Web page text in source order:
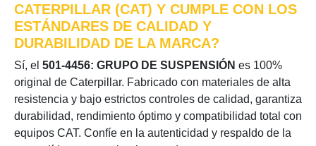
CATERPILLAR (CAT) Y CUMPLE CON LOS
ESTÁNDARES DE CALIDAD Y
DURABILIDAD DE LA MARCA?
Sí, el 501-4456: GRUPO DE SUSPENSIÓN es 100%
original de Caterpillar. Fabricado con materiales de alta
resistencia y bajo estrictos controles de calidad, garantiza
durabilidad, rendimiento óptimo y compatibilidad total con
equipos CAT. Confíe en la autenticidad y respaldo de la